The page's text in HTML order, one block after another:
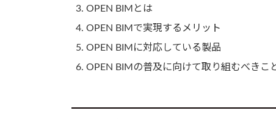
OPEN BIMとは
OPEN BIMで実現するメリット
OPEN BIMに対応している製品
OPEN BIMの普及に向けて取り組むべきこ